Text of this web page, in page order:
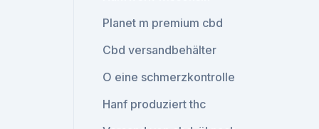
Planet m premium cbd
Cbd versandbehälter
O eine schmerzkontrolle
Hanf produziert thc